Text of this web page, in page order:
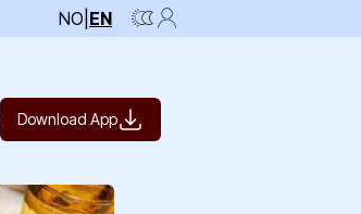
NO EN
Download App